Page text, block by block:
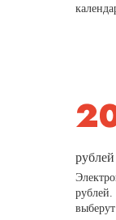
рублей